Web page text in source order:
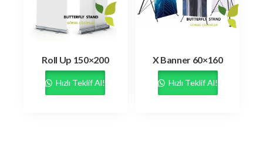
Roll Up 150×200
Hızlı Teklif Al!
X Banner 60×160
Hızlı Teklif Al!